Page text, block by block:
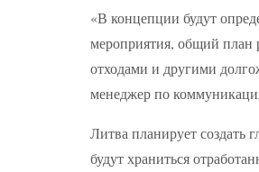
«В концепции будут
мероприятия, общий план
отходами и другими
менеджер по
Литва планирует создать
будут храниться